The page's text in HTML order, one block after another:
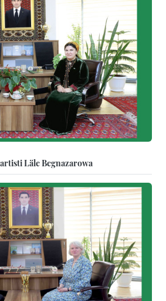
Läle Begnazarowa